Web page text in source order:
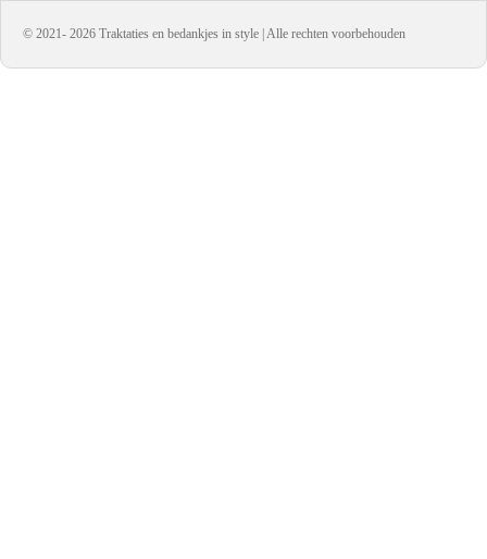
© 2021- 2026 Traktaties en bedankjes in style | Alle rechten voorbehouden